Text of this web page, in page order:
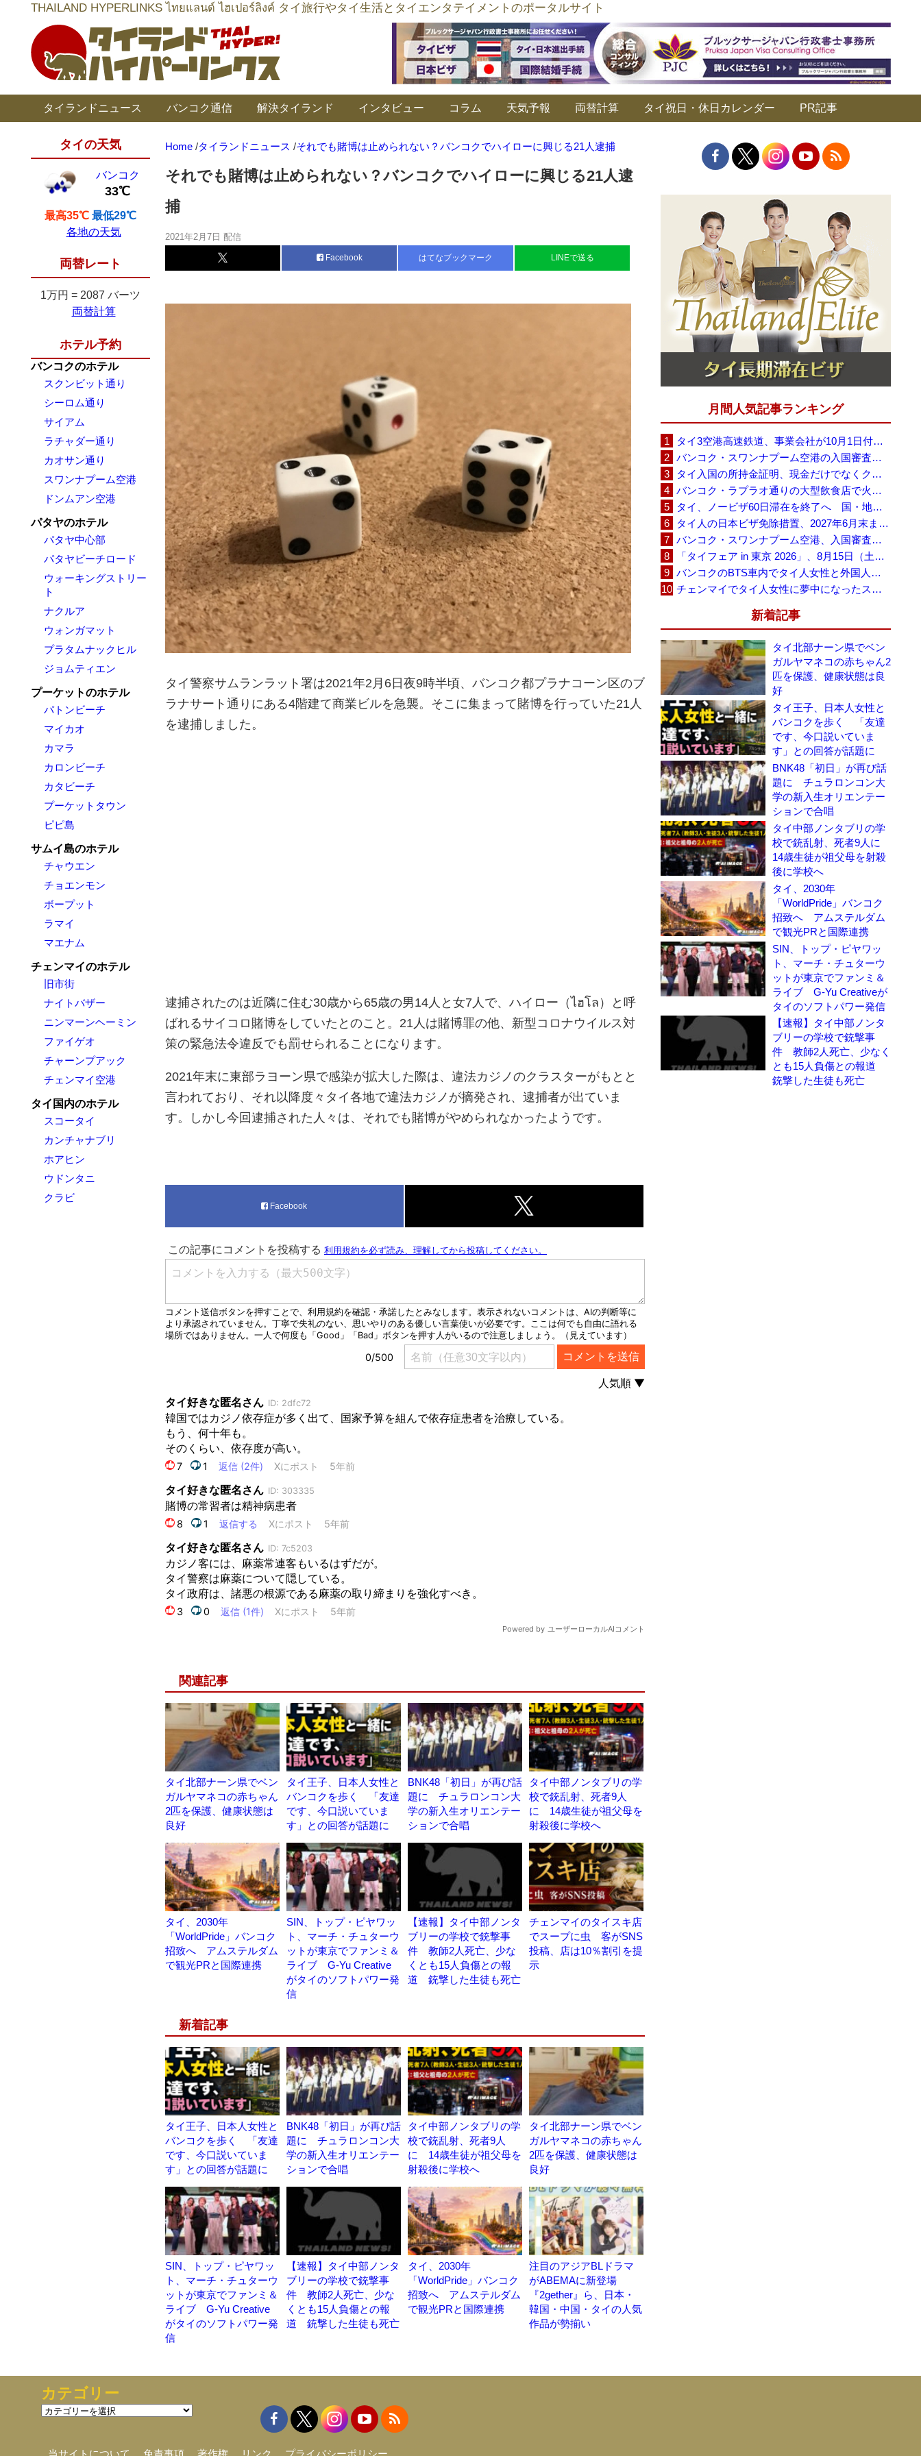
THAILAND HYPERLINKS ไทยแลนด์ ไฮเปอร์ลิงค์ タイ旅行やタイ生活とタイエンタテイメントのポータルサイト
タイランドニュース バンコク通信 解決タイランド インタビュー コラム 天気予報 両替計算 タイ祝日・休日カレンダー PR記事
タイの天気
バンコク
33℃
最高35℃ 最低29℃
各地の天気
両替レート
1万円 = 2087 バーツ
両替計算
ホテル予約
バンコクのホテル
スクンビット通り
シーロム通り
サイアム
ラチャダー通り
カオサン通り
スワンナプーム空港
ドンムアン空港
パタヤのホテル
パタヤ中心部
パタヤビーチロード
ウォーキングストリー
ト
ナクルア
ウォンガマット
プラタムナックヒル
ジョムティエン
プーケットのホテル
パトンビーチ
マイカオ
カマラ
カロンビーチ
カタビーチ
プーケットタウン
ピピ島
サムイ島のホテル
チャウエン
チョエンモン
ボープット
ラマイ
マエナム
チェンマイのホテル
旧市街
ナイトバザー
ニンマーンヘーミン
ファイゲオ
チャーンプアック
チェンマイ空港
タイ国内のホテル
スコータイ
カンチャナブリ
ホアヒン
ウドンタニ
クラビ
Home /タイランドニュース /それでも賭博は止められない？バンコクでハイローに興じる21人逮捕
それでも賭博は止められない？バンコクでハイローに興じる21人逮
捕
2021年2月7日 配信
Facebook はてなブックマーク LINEで送る
タイ警察サムランラット署は2021年2月6日夜9時半頃、バンコク都プラナコーン区のブ
ラナサート通りにある4階建て商業ビルを急襲。そこに集まって賭博を行っていた21人
を逮捕しました。
逮捕されたのは近隣に住む30歳から65歳の男14人と女7人で、ハイロー（ไฮโล）と呼
ばれるサイコロ賭博をしていたとのこと。21人は賭博罪の他、新型コロナウイルス対
策の緊急法令違反でも罰せられることになります。
2021年末に東部ラヨーン県で感染が拡大した際は、違法カジノのクラスターがもとと
言われており、それ以降度々タイ各地で違法カジノが摘発され、逮捕者が出ていま
す。しかし今回逮捕された人々は、それでも賭博がやめられなかったようです。
Facebook
関連記事
タイ北部ナーン県でベン
ガルヤマネコの赤ちゃん
2匹を保護、健康状態は
良好
タイ王子、日本人女性と
バンコクを歩く 「友達
です、今口説いていま
す」との回答が話題に
BNK48「初日」が再び話
題に チュラロンコン大
学の新入生オリエンテー
ションで合唱
タイ中部ノンタブリの学
校で銃乱射、死者9人
に 14歳生徒が祖父母を
射殺後に学校へ
タイ、2030年
「WorldPride」バンコク
招致へ アムステルダム
で観光PRと国際連携
SIN、トップ・ピヤワッ
ト、マーチ・チュターウ
ットが東京でファンミ＆
ライブ G-Yu Creative
がタイのソフトパワー発
信
【速報】タイ中部ノンタ
ブリーの学校で銃撃事
件 教師2人死亡、少な
くとも15人負傷との報
道 銃撃した生徒も死亡
チェンマイのタイスキ店
でスープに虫 客がSNS
投稿、店は10％割引を提
示
新着記事
タイ王子、日本人女性と
バンコクを歩く 「友達
です、今口説いていま
す」との回答が話題に
BNK48「初日」が再び話
題に チュラロンコン大
学の新入生オリエンテー
ションで合唱
タイ中部ノンタブリの学
校で銃乱射、死者9人
に 14歳生徒が祖父母を
射殺後に学校へ
タイ北部ナーン県でベン
ガルヤマネコの赤ちゃん
2匹を保護、健康状態は
良好
SIN、トップ・ピヤワッ
ト、マーチ・チュターウ
ットが東京でファンミ＆
ライブ G-Yu Creative
がタイのソフトパワー発
信
【速報】タイ中部ノンタ
ブリーの学校で銃撃事
件 教師2人死亡、少な
くとも15人負傷との報
道 銃撃した生徒も死亡
タイ、2030年
「WorldPride」バンコク
招致へ アムステルダム
で観光PRと国際連携
注目のアジアBLドラマ
がABEMAに新登場
『2gether』ら、日本・
韓国・中国・タイの人気
作品が勢揃い
月間人気記事ランキング
タイ3空港高速鉄道、事業会社が10月1日付の契約終了を通知 「現時点での撤退決定ではない」
バンコク・スワンナプーム空港の入国審査に長蛇の列、SNSで「3～4時間待ち」との投稿が拡散
タイ入国の所持金証明、現金だけでなくクレジットカードや銀行明細も提示可能
バンコク・ラプラオ通りの大型飲食店で火災、27人死亡・多数負傷
タイ、ノービザ60日滞在を終了へ 国・地域別に30日・15日へ再編
タイ人の日本ビザ免除措置、2027年6月末まで延長 不安広がる中でひとまず安堵
バンコク・スワンナプーム空港、入国審査で2～3時間待ちの時間帯も 審査厳格化と人員不足が影響か
「タイフェア in 東京 2026」、8月15日（土）・16日（日）に代々木公園で開催
バンコクのBTS車内でタイ人女性と外国人学生グループが口論、騒音めぐる動画が拡散
チェンマイでタイ人女性に夢中になったスウェーデン人男性、全財産を失い捨てられる
新着記事
タイ北部ナーン県でベン
ガルヤマネコの赤ちゃん2
匹を保護、健康状態は良
好
タイ王子、日本人女性と
バンコクを歩く 「友達
です、今口説いていま
す」との回答が話題に
BNK48「初日」が再び話
題に チュラロンコン大
学の新入生オリエンテー
ションで合唱
タイ中部ノンタブリの学
校で銃乱射、死者9人に
14歳生徒が祖父母を射殺
後に学校へ
タイ、2030年
「WorldPride」バンコク
招致へ アムステルダム
で観光PRと国際連携
SIN、トップ・ピヤワッ
ト、マーチ・チュターウ
ットが東京でファンミ＆
ライブ G-Yu Creativeが
タイのソフトパワー発信
【速報】タイ中部ノンタ
ブリーの学校で銃撃事
件 教師2人死亡、少なく
とも15人負傷との報道
銃撃した生徒も死亡
カテゴリー
カ
リ当サイトについて 免責事項 著作権 リンク プライバシーポリシー